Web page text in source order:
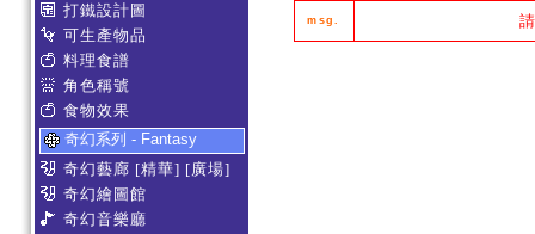
打鐵設計圖
可生產物品
料理食譜
角色稱號
食物效果
奇幻系列 - Fantasy
奇幻藝廊 [精華] [廣場]
奇幻繪圖館
奇幻音樂廳
msg.